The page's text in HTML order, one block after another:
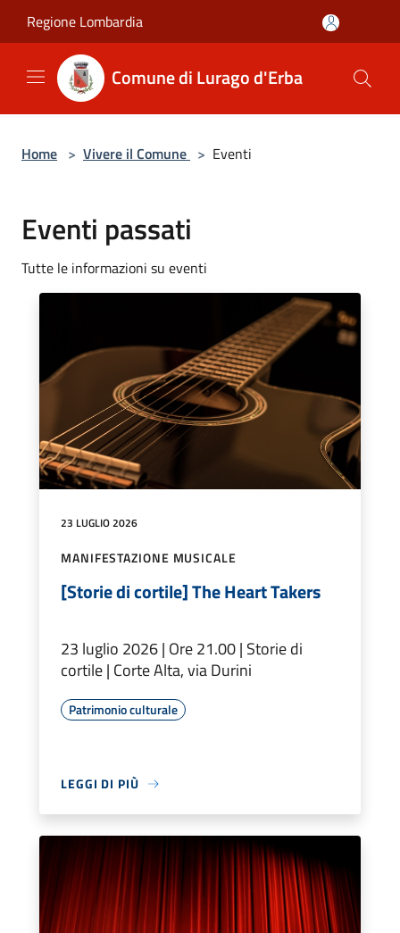
Regione Lombardia
Comune di Lurago d'Erba
Home > Vivere il Comune > Eventi
Eventi passati
Tutte le informazioni su eventi
23 LUGLIO 2026
MANIFESTAZIONE MUSICALE
[Storie di cortile] The Heart Takers
23 luglio 2026 | Ore 21.00 | Storie di
cortile | Corte Alta, via Durini
Patrimonio culturale
LEGGI DI PIÙ